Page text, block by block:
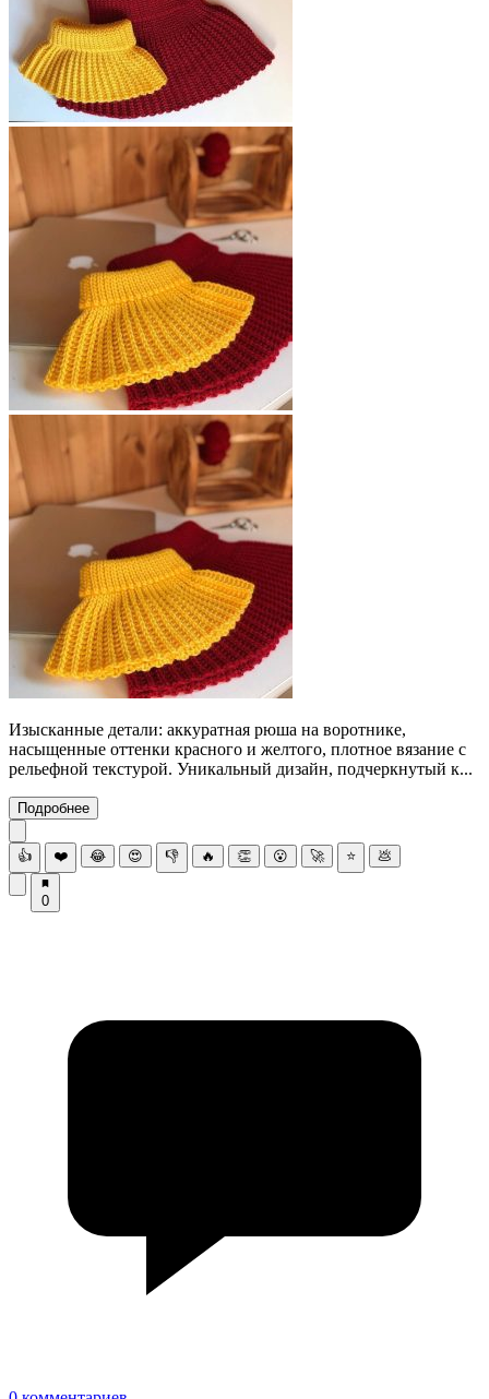
Изысканные детали: аккуратная рюша на воротнике,
насыщенные оттенки красного и желтого, плотное вязание с
рельефной текстурой. Уникальный дизайн, подчеркнутый к...
Подробнее
👍 ❤️ 😂 😍 👎 🔥 👏 😮 🚀 ⭐ 💩
0